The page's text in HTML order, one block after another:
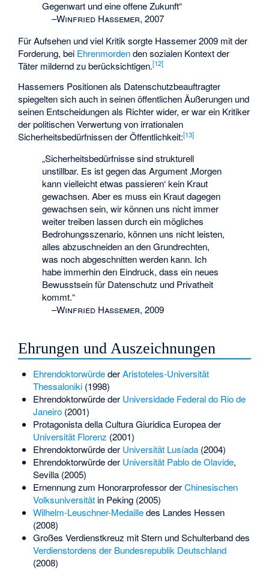
Gegenwart und eine offene Zukunft“
–Winfried Hassemer, 2007
Für Aufsehen und viel Kritik sorgte Hassemer 2009 mit der
Forderung, bei Ehrenmordenden sozialen Kontext der
Täter mildernd zu berücksichtigen.[12]
Hassemers Positionen als Datenschutzbeauftragter
spiegelten sich auch in seinen öffentlichen Äußerungen und
seinen Entscheidungen als Richter wider, er war ein Kritiker
der politischen Verwertung von irrationalen
Sicherheitsbedürfnissen der Öffentlichkeit:[13]
„Sicherheitsbedürfnisse sind strukturell
unstillbar. Es ist gegen das Argument ‚Morgen
kann vielleicht etwas passieren‘ kein Kraut
gewachsen. Aber es muss ein Kraut dagegen
gewachsen sein, wir können uns nicht immer
weiter treiben lassen durch ein mögliches
Bedrohungsszenario, können uns nicht leisten,
alles abzuschneiden an den Grundrechten,
was noch abgeschnitten werden kann. Ich
habe immerhin den Eindruck, dass ein neues
Bewusstsein für Datenschutz und Privatheit
kommt.“
–Winfried Hassemer, 2009
Ehrungen und Auszeichnungen
EhrendoktorwürdederAristoteles-Universität
Thessaloniki(1998)
Ehrendoktorwürde der Universidade Federal do Rio de
Janeiro(2001)
Protagonista della Cultura Giuridica Europea der
Universität Florenz (2001)
Ehrendoktorwürde der Universität Lusíada(2004)
Ehrendoktorwürde der Universität Pablo de Olavide,
Sevilla (2005)
Ernennung zum Honorarprofessor derChinesischen
Volksuniversitätin Peking (2005)
Wilhelm-Leuschner-Medailledes Landes Hessen
(2008)
Großes Verdienstkreuz mit Stern und Schulterband des
Verdienstordens der Bundesrepublik Deutschland
(2008)